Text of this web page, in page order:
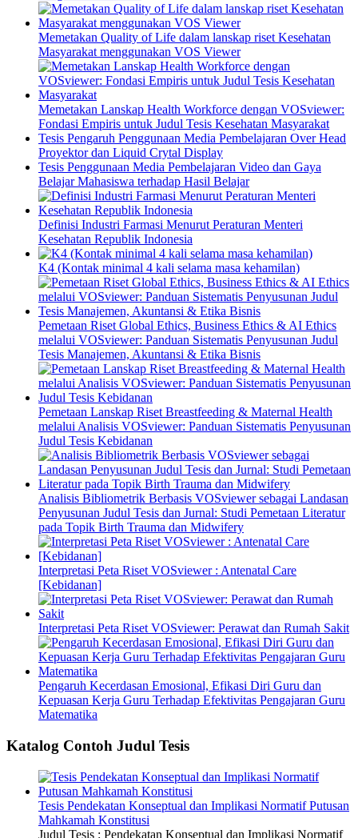
Memetakan Quality of Life dalam lanskap riset Kesehatan
Masyarakat menggunakan VOS Viewer
Memetakan Lanskap Health Workforce dengan VOSviewer:
Fondasi Empiris untuk Judul Tesis Kesehatan Masyarakat
Tesis Pengaruh Penggunaan Media Pembelajaran Over Head
Proyektor dan Liquid Crytal Display
Tesis Penggunaan Media Pembelajaran Video dan Gaya
Belajar Mahasiswa terhadap Hasil Belajar
Definisi Industri Farmasi Menurut Peraturan Menteri
Kesehatan Republik Indonesia
K4 (Kontak minimal 4 kali selama masa kehamilan)
Pemetaan Riset Global Ethics, Business Ethics & AI Ethics
melalui VOSviewer: Panduan Sistematis Penyusunan Judul
Tesis Manajemen, Akuntansi & Etika Bisnis
Pemetaan Lanskap Riset Breastfeeding & Maternal Health
melalui Analisis VOSviewer: Panduan Sistematis Penyusunan
Judul Tesis Kebidanan
Analisis Bibliometrik Berbasis VOSviewer sebagai Landasan
Penyusunan Judul Tesis dan Jurnal: Studi Pemetaan Literatur
pada Topik Birth Trauma dan Midwifery
Interpretasi Peta Riset VOSviewer : Antenatal Care
[Kebidanan]
Interpretasi Peta Riset VOSviewer: Perawat dan Rumah Sakit
Pengaruh Kecerdasan Emosional, Efikasi Diri Guru dan
Kepuasan Kerja Guru Terhadap Efektivitas Pengajaran Guru
Matematika
Katalog Contoh Judul Tesis
Tesis Pendekatan Konseptual dan Implikasi Normatif Putusan
Mahkamah Konstitusi
Judul Tesis : Pendekatan Konseptual dan Implikasi Normatif